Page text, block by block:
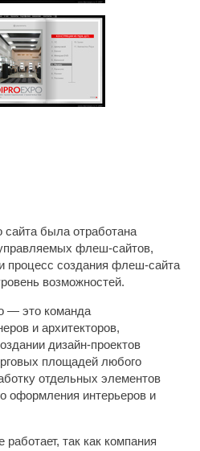
сайта была отработана
флеш-сайтов,
процесс создания флеш-сайта
возможностей.
— это команда
и архитекторов,
дизайн-проектов
площадей любого
отдельных элементов
оформления интерьеров и
так как компания